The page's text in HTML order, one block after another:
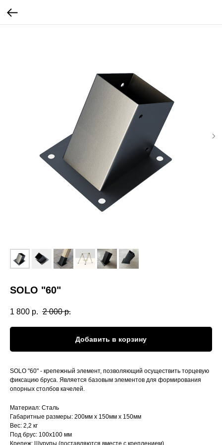
SOLO "60"
1 800 р. 2 000 р.
Добавить в корзину
SOLO "60" - крепежный элемент, позволяющий осуществить торцевую
фиксацию бруса. Является базовым элементов для формирования
опорных столбов качелей.
Материал: Сталь
Габаритные размеры: 200мм х 150мм х 150мм
Вес: 2,2 кг
Под брус: 100х100 мм